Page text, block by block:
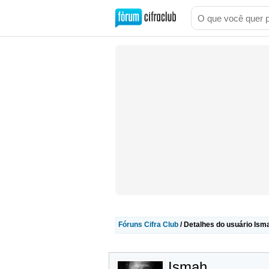
Fóruns Cifra Club / Detalhes do usuário